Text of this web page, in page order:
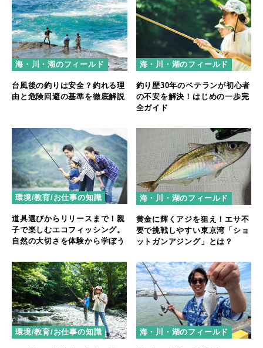
海・川・湖のフィールド
台風後の釣りは安全？釣れる理
由と危険回避の基準を徹底解説
海・川・湖のフィールド
釣り歴30年のベテランが初心者
の不安を解決！はじめの一歩完
全ガイド
環境/教育/お仕事の知識
道具選びからリリースまで！親
子で楽しむエコフィッシング。
自然の大切さを体験から学ぼう
海・川・湖のフィールド
黄金に輝くアジを狙え！エサ不
要で挑戦しやすい東京湾「ショ
ットガンアジング」とは？
環境/教育/お仕事の知識 海・川・湖のフィールド